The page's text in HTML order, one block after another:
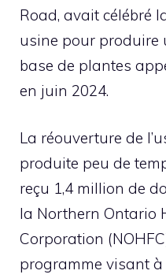
Road, avait célébré
usine pour produire
base de plantes
en juin 2024.
La réouverture de
produite peu de
reçu 1,4 million de
la Northern Ontario
Corporation
programme visant à